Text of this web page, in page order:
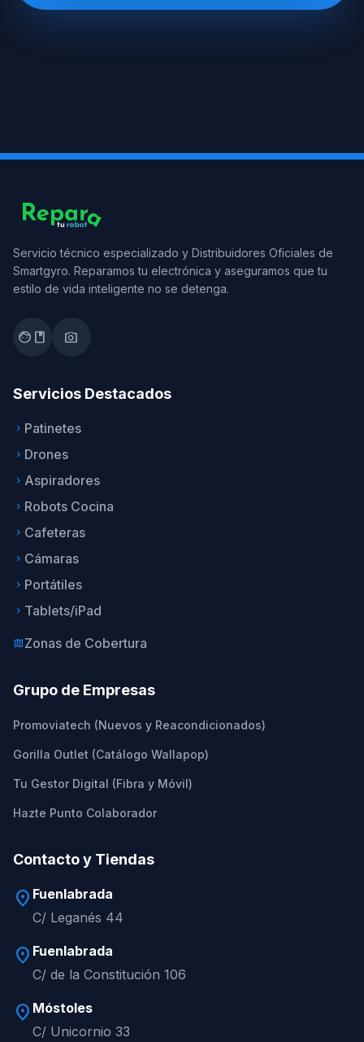
Servicio técnico especializado y Distribuidores Oficiales de
Smartgyro. Reparamos tu electrónica y aseguramos que tu
estilo de vida inteligente no se detenga.
facebook photo_camera
Servicios Destacados
keyboard_arrow_right Patinetes
keyboard_arrow_right Drones
keyboard_arrow_right Aspiradores
keyboard_arrow_right Robots Cocina
keyboard_arrow_right Cafeteras
keyboard_arrow_right Cámaras
keyboard_arrow_right Portátiles
keyboard_arrow_right Tablets/iPad
mapZonas de Cobertura
Grupo de Empresas
Promoviatech (Nuevos y Reacondicionados)
Gorilla Outlet (Catálogo Wallapop)
Tu Gestor Digital (Fibra y Móvil)
Hazte Punto Colaborador
Contacto y Tiendas
location_on Fuenlabrada
C/ Leganés 44
location_on Fuenlabrada
C/ de la Constitución 106
location_on Móstoles
C/ Unicornio 33